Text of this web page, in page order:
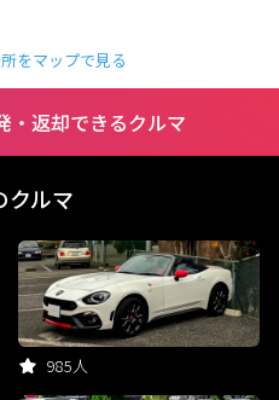
をマップで見る
・返却できるクルマ
クルマ
985人